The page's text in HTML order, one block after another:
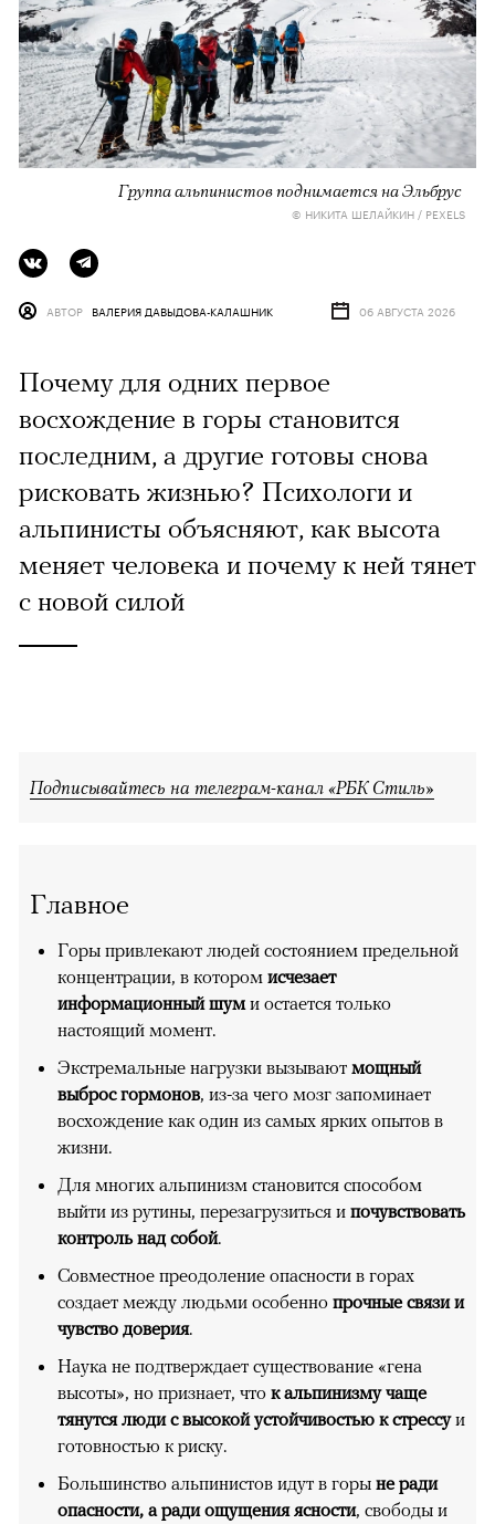
Группа альпинистов поднимается на Эльбрус
© НИКИТА ШЕЛАЙКИН / PEXELS
АВТОР ВАЛЕРИЯ ДАВЫДОВА-КАЛАШНИК 06 АВГУСТА 2026
Почему для одних первое
восхождение в горы становится
последним, а другие готовы снова
рисковать жизнью? Психологи и
альпинисты объясняют, как высота
меняет человека и почему к ней тянет
с новой силой
Подписывайтесь на телеграм-канал «РБК Стиль»
Главное
Горы привлекают людей состоянием предельной
концентрации, в котором исчезает
информационный шуми остается только
настоящий момент.
Экстремальные нагрузки вызывают мощный
выброс гормонов, из-за чего мозг запоминает
восхождение как один из самых ярких опытов в
жизни.
Для многих альпинизм становится способом
выйти из рутины, перезагрузиться и почувствовать
контроль над собой.
Совместное преодоление опасности в горах
создает между людьми особенно прочные связи и
чувство доверия.
Наука не подтверждает существование «гена
высоты», но признает, что к альпинизму чаще
тянутся люди с высокой устойчивостью к стрессуи
готовностью к риску.
Большинство альпинистов идут в горы не ради
опасности, а ради ощущения ясности, свободы и